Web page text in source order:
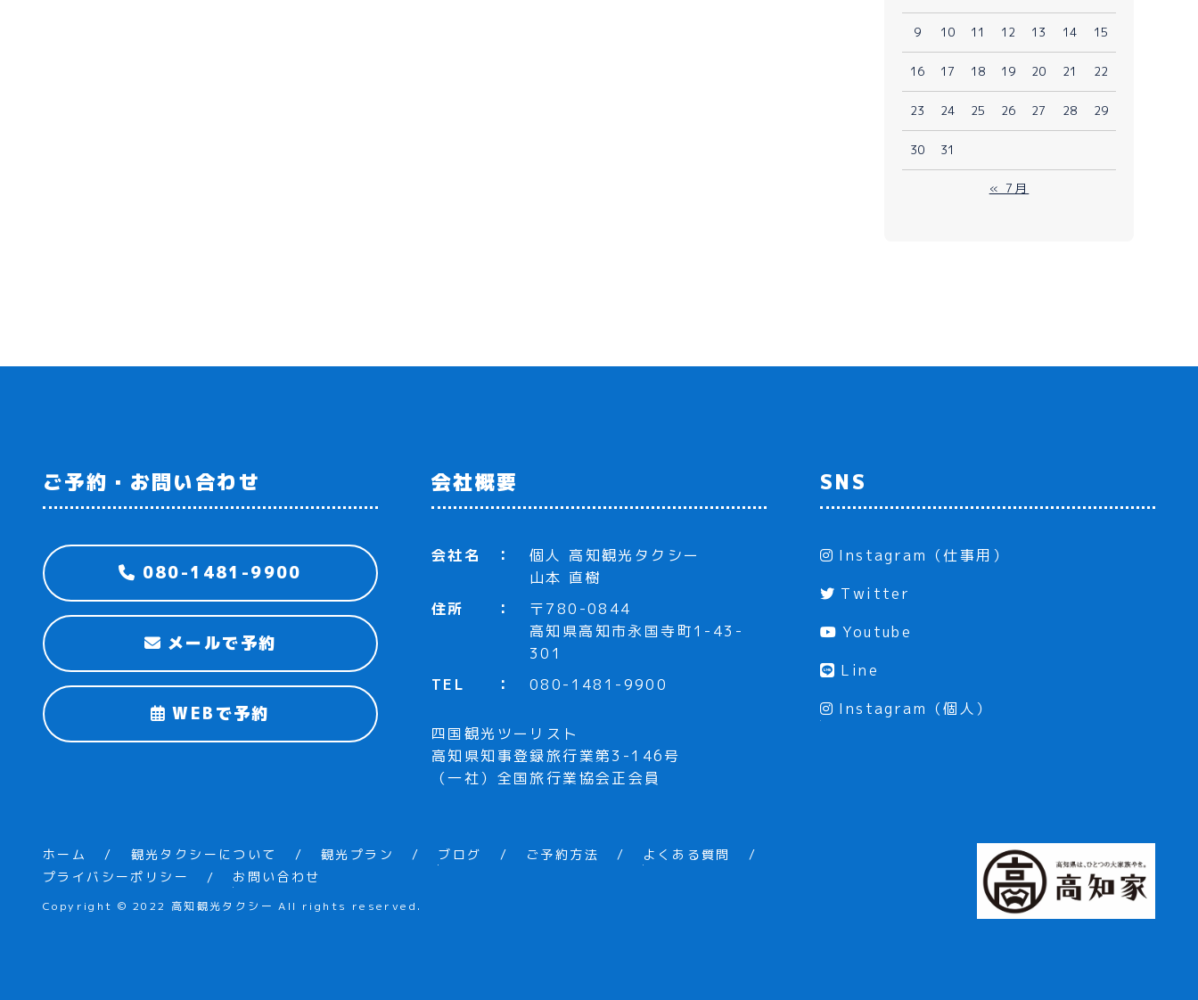
メールで予約 WEBで予約
9 10 11 12 13 14 15
16 17 18 19 20 21 22
23 24 25 26 27 28 29
30 31
« 7月
ご予約・お問い合わせ
080-1481-9900
メールで予約
WEBで予約
会社概要
会社名
個人 高知観光タクシー
山本 直樹
住所
〒780-0844
高知県高知市永国寺町1-43-
301
TEL
080-1481-9900
四国観光ツーリスト
高知県知事登録旅行業第3-146号
（一社）全国旅行業協会正会員
SNS
Instagram（仕事用）
Twitter
Youtube
Line
Instagram（個人）
ホーム 観光タクシーについて 観光プラン ブログ ご予約方法
よくある質問
プライバシーポリシー
お問い合わせ
Copyright © 2022 高知観光タクシー All rights reserved.